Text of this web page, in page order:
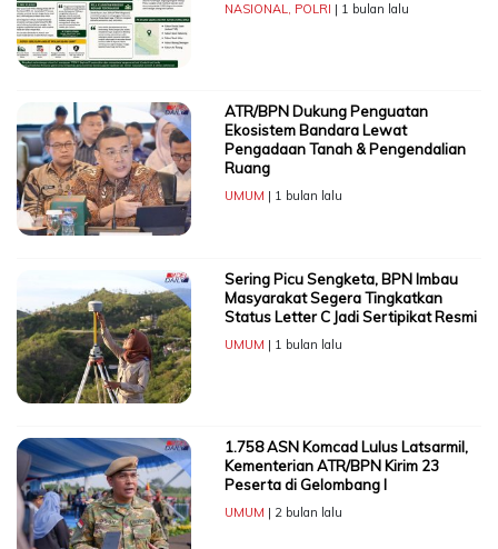
NASIONAL, POLRI | 1 bulan lalu
ATR/BPN Dukung Penguatan
Ekosistem Bandara Lewat
Pengadaan Tanah & Pengendalian
Ruang
UMUM | 1 bulan lalu
Sering Picu Sengketa, BPN Imbau
Masyarakat Segera Tingkatkan
Status Letter C Jadi Sertipikat Resmi
UMUM | 1 bulan lalu
1.758 ASN Komcad Lulus Latsarmil,
Kementerian ATR/BPN Kirim 23
Peserta di Gelombang I
UMUM | 2 bulan lalu